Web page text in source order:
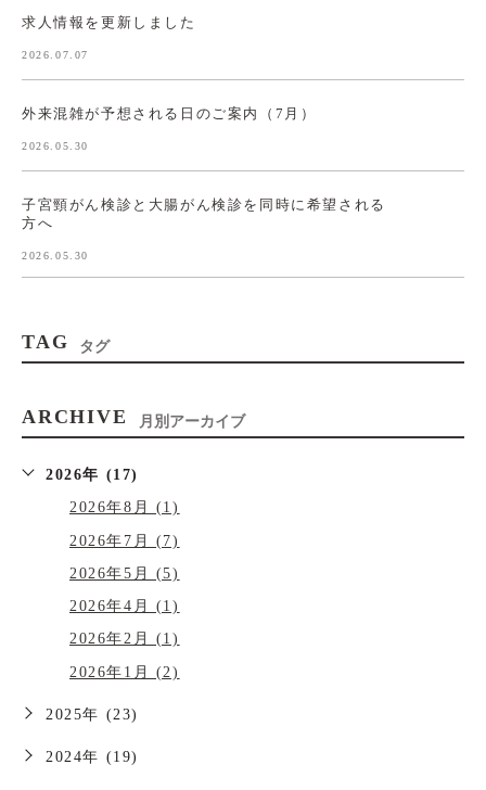
求人情報を更新しました
2026.07.07
外来混雑が予想される日のご案内（7月）
2026.05.30
子宮頸がん検診と大腸がん検診を同時に希望される
方へ
2026.05.30
TAG タグ
ARCHIVE 月別アーカイブ
2026年 (17)
2026年8月 (1)
2026年7月 (7)
2026年5月 (5)
2026年4月 (1)
2026年2月 (1)
2026年1月 (2)
2025年 (23)
2024年 (19)